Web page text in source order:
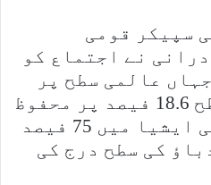
سپیکر قومی
نے اجتماع کو
2019 میں جہاں عالمی سطح پر
پانی کے تناؤ کی سطح 18.6 فیصد پر محفوظ
رہی ہے، وہیں جنوبی ایشیا میں 75 فیصد
کی سطح درج کی